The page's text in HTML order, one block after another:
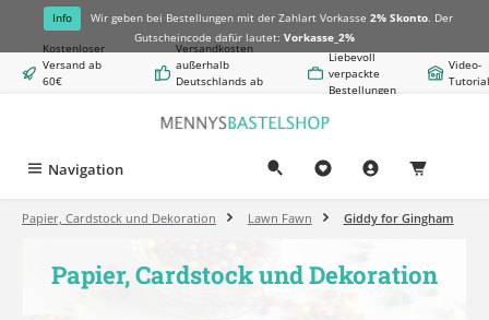
springen
Info Wir geben bei Bestellungen mit der Zahlart Vorkasse 2% Skonto. Der
Gutscheincode dafür lautet: Vorkasse_2%
Kostenloser
Versand ab
60€
Versandkosten
außerhalb
Deutschlands ab
Liebevoll
verpackte
Bestellungen
Video-
Navigation
Papier, Cardstock und Dekoration Lawn Fawn Giddy for Gingham
Papier, Cardstock und Dekoration